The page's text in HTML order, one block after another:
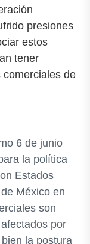
presiones
estos
tener
de
6 de junio
la política
Estados
México en
son
por
la postura